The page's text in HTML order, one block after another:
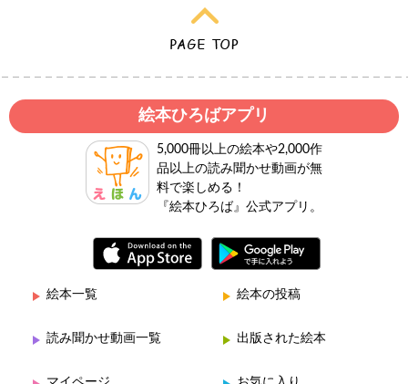
絵本ひろばアプリ
5,000冊以上の絵本や2,000作
品以上の読み聞かせ動画が無
料で楽しめる！
『絵本ひろば』公式アプリ。
絵本一覧 絵本の投稿
読み聞かせ動画一覧 出版された絵本